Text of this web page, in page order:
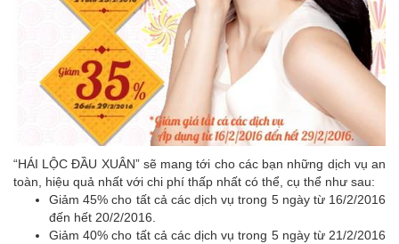
“HÁI LỘC ĐẦU XUÂN” sẽ mang tới cho các bạn những dịch vụ an
toàn, hiệu quả nhất với chi phí thấp nhất có thể, cụ thể như sau:
Giảm 45% cho tất cả các dịch vụ trong 5 ngày từ 16/2/2016
đến hết 20/2/2016.
Giảm 40% cho tất cả các dịch vụ trong 5 ngày từ 21/2/2016